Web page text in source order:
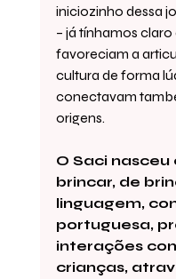
iniciozinho dessa
– já tínhamos
favoreciam a
cultura de forma
conectavam
origens.
O Saci
brincar, de
linguagem,
portuguesa,
interações
crianças,